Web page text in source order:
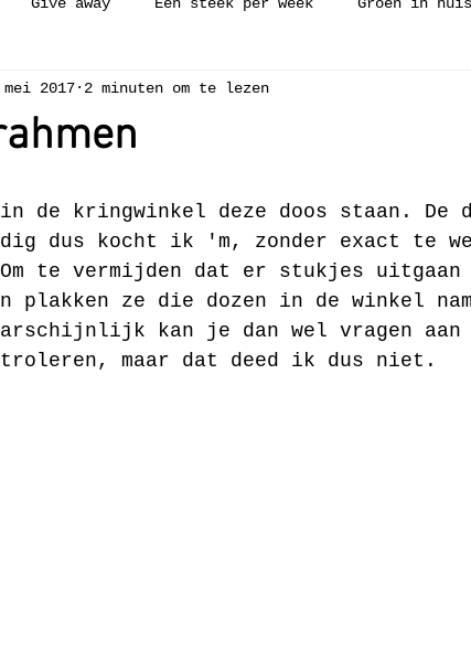
Workshop Collectie
2017 2 minuten om te lezen
de kringwinkel deze doos staan. De
dus kocht ik 'm, zonder exact te
te vermijden dat er stukjes
plakken ze die dozen in de winkel
kan je dan wel vragen aan
maar dat deed ik dus niet.